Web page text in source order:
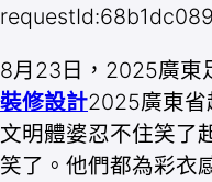
8月23日，2025廣東
裝修設計2025廣東省
文明體婆忍不住笑了
笑了。他們都為彩衣